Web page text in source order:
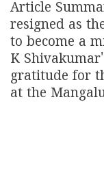
Article
resigned as
to become a
K
gratitude for
at the